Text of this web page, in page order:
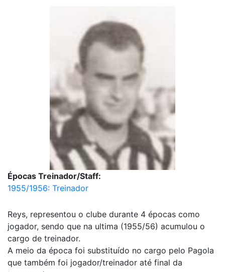
Épocas Treinador/Staff:
1955/1956: Treinador
Reys, representou o clube durante 4 épocas como
jogador, sendo que na ultima (1955/56) acumulou o
cargo de treinador.
A meio da época foi substituído no cargo pelo Pagola
que também foi jogador/treinador até final da